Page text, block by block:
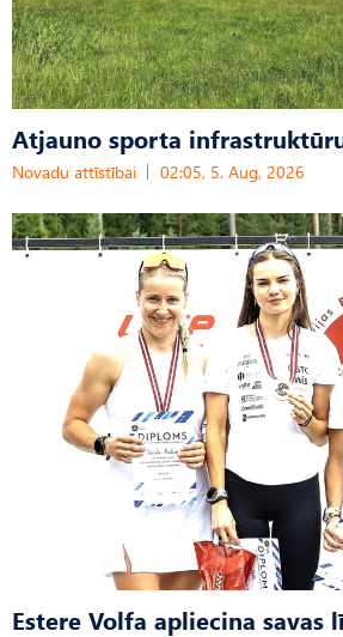
Atjauno sporta
Novadu attīstībai 02:05, 5. Aug, 2026
Estere Volfa apliecina savas